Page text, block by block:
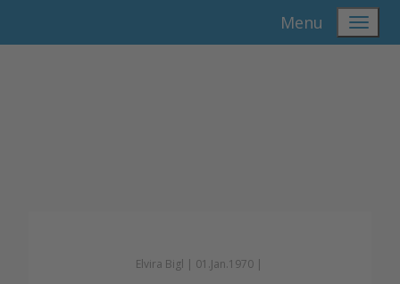
Menu
Elvira Bigl | 01.Jan.1970 |